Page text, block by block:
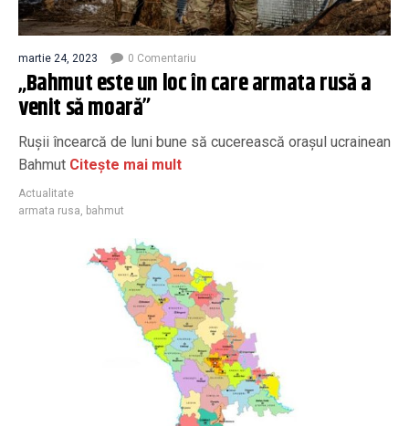
martie 24, 2023 0 Comentariu
„Bahmut este un loc în care armata rusă a
venit să moară”
Rușii încearcă de luni bune să cucerească orașul ucrainean
Bahmut Citește mai mult
Actualitate
armata rusa
bahmut